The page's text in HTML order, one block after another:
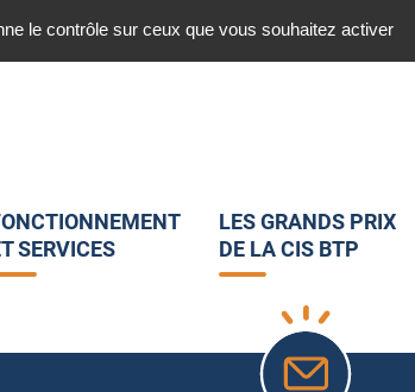
: 03 20 45 82 25 Nous suivre sur
SERVICES
LES GRANDS PRIX
DE LA CIS BTP
le contrôle sur ceux que vous souhaitez activer